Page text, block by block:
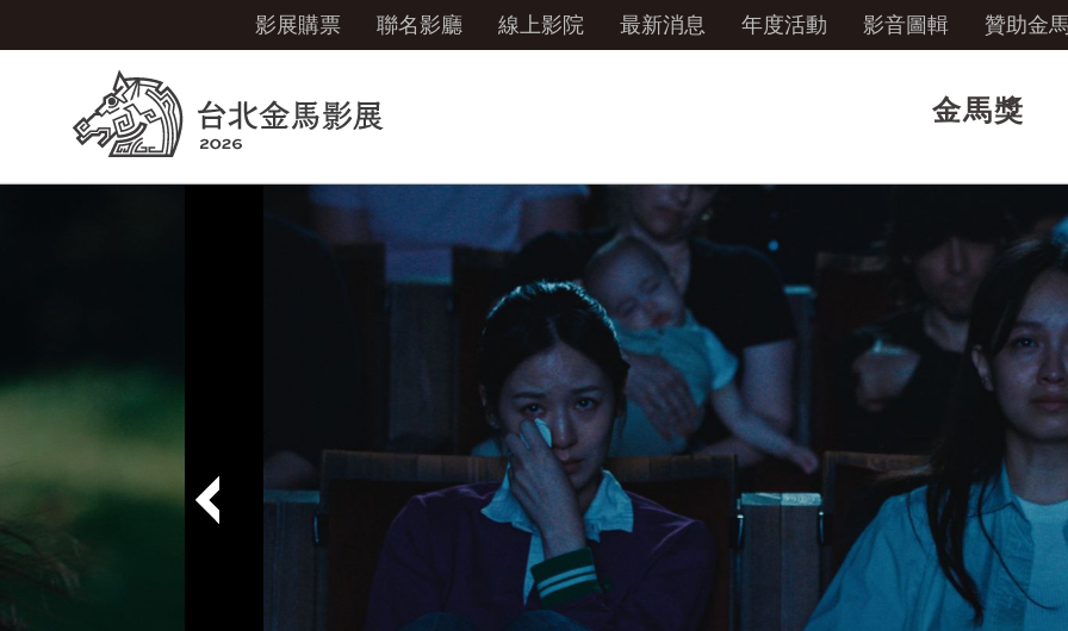
影展購票 聯名影廳 線上影院 最新消息 年度活動 影音圖輯 贊助金
金馬獎